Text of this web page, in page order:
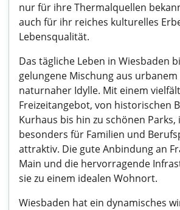
nur für ihre Thermalquellen
auch für ihr reiches kulturelles
Lebensqualität.
Das tägliche Leben in Wiesbaden
gelungene Mischung aus urbanem
naturnaher Idylle. Mit einem
Freizeitangebot, von historischen
Kurhaus bis hin zu schönen Parks,
besonders für Familien und
attraktiv. Die gute Anbindung an
Main und die hervorragende
sie zu einem idealen Wohnort.
Wiesbaden hat ein dynamisches